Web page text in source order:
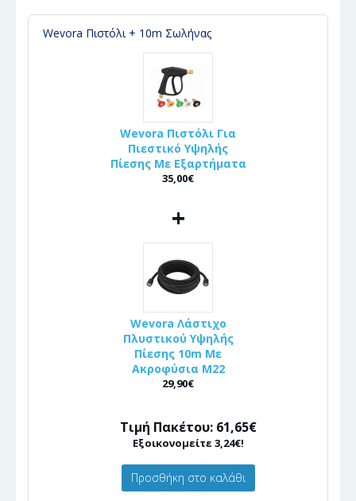
Wevora Πιστόλι + 10m Σωλήνας
Wevora Πιστόλι Για
Πιεστικό Υψηλής
Πίεσης Με Εξαρτήματα
35,00€
+
Wevora Λάστιχο
Πλυστικού Υψηλής
Πίεσης 10m Με
Ακροφύσια Μ22
29,90€
Τιμή Πακέτου: 61,65€
Εξοικονομείτε 3,24€!
Προσθήκη στο καλάθι